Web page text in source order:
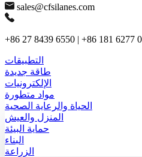
sales@cfsilanes.com
+86 27 8439 6550 | +86 181 6277
التطبيقات
طاقة جديدة
الإلكترونيات
مواد متطورة
الحياة والرعاية الصحية
المنزل والعيش
حماية البيئة
البناء
الزراعة